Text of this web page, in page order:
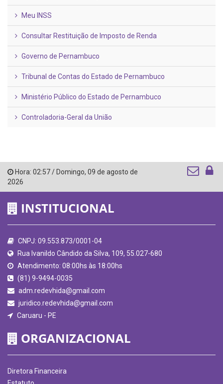
Meu INSS
Consultar Restituição de Imposto de Renda
Governo de Pernambuco
Tribunal de Contas do Estado de Pernambuco
Ministério Público do Estado de Pernambuco
Controladoria-Geral da União
Hora: 02:57/ Domingo, 09 de agosto de
2026
INSTITUCIONAL
CNPJ: 09.553.873/0001-04
Rua Ivanildo Cândido da Silva, 109, 55.027-680
Atendimento: 08:00hs às 18:00hs
(81) 9-9494-0035
adm.redevhida@gmail.com
juridico.redevhida@gmail.com
Caruaru - PE
ORGANIZACIONAL
Diretora Financeira